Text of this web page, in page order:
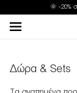
🌞 -20%
Δώρα & Sets